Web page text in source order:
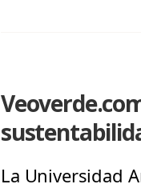
La Universidad